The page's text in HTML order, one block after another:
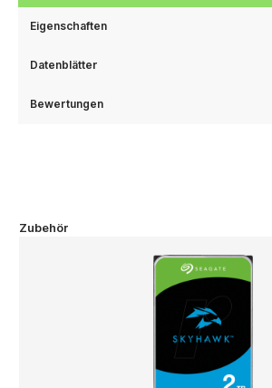
Eigenschaften
Datenblätter
Bewertungen
Zubehör